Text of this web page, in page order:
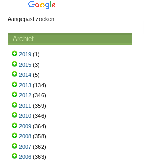
Aangepast zoeken
Archief
2019 (1)
2015 (3)
2014 (5)
2013 (134)
2012 (346)
2011 (359)
2010 (346)
2009 (364)
2008 (358)
2007 (362)
2006 (363)